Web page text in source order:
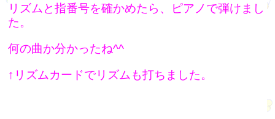
リズムと指番号を確かめたら、ピアノで弾けまし
た。
何の曲か分かったね^^
↑リズムカードでリズムも打ちました。